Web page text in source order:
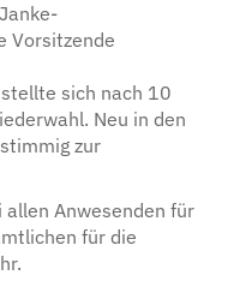
Vorsitzende
sich nach 10
Neu in den
zur
Anwesenden für
für die